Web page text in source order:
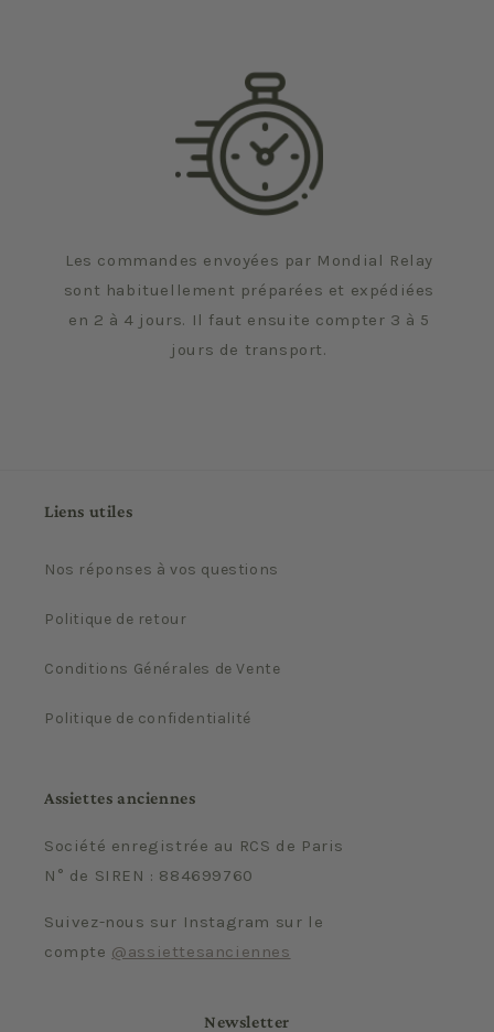
Les commandes envoyées par Mondial Relay
sont habituellement préparées et expédiées
en 2 à 4 jours. Il faut ensuite compter 3 à 5
jours de transport.
Liens utiles
Nos réponses à vos questions
Politique de retour
Conditions Générales de Vente
Politique de confidentialité
Assiettes anciennes
Société enregistrée au RCS de Paris
N° de SIREN : 884699760
Suivez-nous sur Instagram sur le
compte @assiettesanciennes
Newsletter